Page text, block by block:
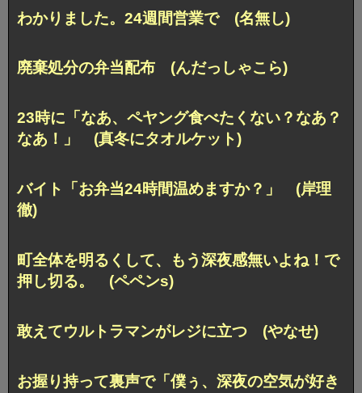
わかりました。24週間営業で (名無し)
廃棄処分の弁当配布 (んだっしゃこら)
23時に「なあ、ペヤング食べたくない？なあ？
なあ！」 (真冬にタオルケット)
バイト「お弁当24時間温めますか？」 (岸理
徹)
町全体を明るくして、もう深夜感無いよね！で
押し切る。 (ペペンs)
敢えてウルトラマンがレジに立つ (やなせ)
お握り持って裏声で「僕ぅ、深夜の空気が好き